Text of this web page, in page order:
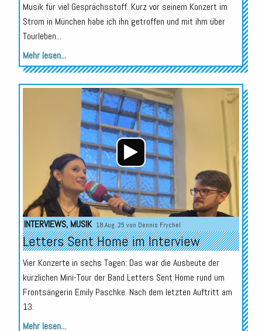
Musik für viel Gesprächsstoff. Kurz vor seinem Konzert im
Strom in München habe ich ihn getroffen und mit ihm über
Tourleben...
Mehr lesen...
Audio-
Player
INTERVIEWS, MUSIK 18.Aug. 25 von Dennis Frychel
Letters Sent Home im Interview
Vier Konzerte in sechs Tagen: Das war die Ausbeute der
kürzlichen Mini-Tour der Band Letters Sent Home rund um
Frontsängerin Emily Paschke. Nach dem letzten Auftritt am
13.
Mehr lesen...